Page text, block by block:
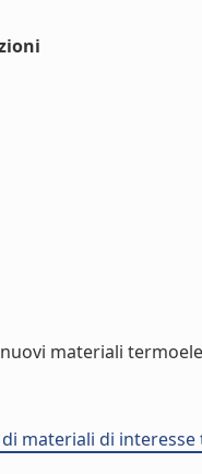
materiali
materiali di